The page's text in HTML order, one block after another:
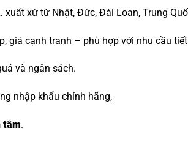
xuất xứ từ Nhật, Đức, Đài Loan, Trung
giá cạnh tranh – phù hợp với nhu cầu
và ngân sách.
nhập khẩu chính hãng,
tâm.